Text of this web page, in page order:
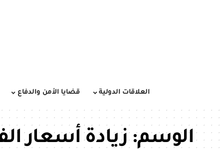
العلاقات الدولية قضايا الأمن والدفاع
الوسم:زيادة أسعار